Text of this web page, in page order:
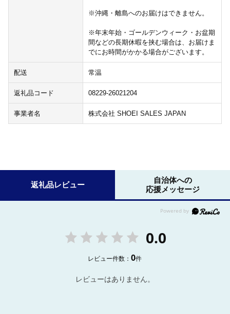
※沖縄・離島へのお届けはできません。
※年末年始・ゴールデンウィーク・お盆期
間などの長期休暇を挟む場合は、お届けま
でにお時間がかかる場合がございます。
配送 常温
返礼品コード 08229-26021204
事業者名 株式会社 SHOEI SALES JAPAN
返礼品レビュー
自治体への
応援メッセージ
0.0
レビュー件数：0件
レビューはありません。